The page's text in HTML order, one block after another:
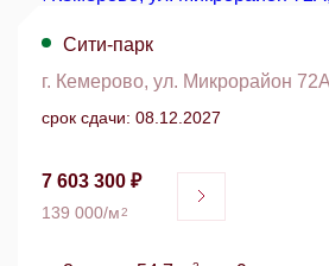
Сити-парк
г. Кемерово, ул. Микрорайон
срок сдачи: 08.12.2027
7 603 300 ₽
139 000/м2